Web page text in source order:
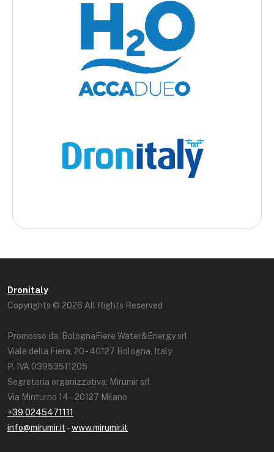
Dronitaly
Copyrights © 2026 All Rights Reserved
Promosso da: BolognaFiere Water&Energy srl
Viale della Fiera, 20 - 40127 Bologna, Italy
P. IVA 03953511205
Segreteria organizzativa: Mirumir srl
Via Minturno 14 – 20127 Milano
+39 0245471111
info@mirumir.it–www.mirumir.it